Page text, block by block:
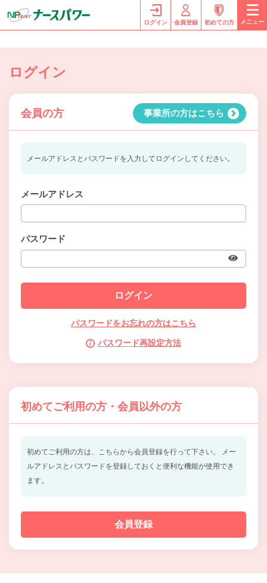
ログイン 会員登録 初めての方 メニュー
ログイン
会員の方 事業所の方はこちら
メールアドレスとパスワードを入力してログインしてください。
メールアドレス
パスワード
パスワードをお忘れの方はこちら
パスワード再設定方法
初めてご利用の方・会員以外の方
初めてご利用の方は、こちらから会員登録を行って下さい。
メー
ルアドレスとパスワードを登録しておくと便利な機能が使用でき
ます。
会員登録